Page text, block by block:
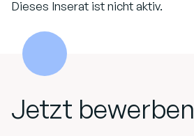
Dieses Inserat ist nicht aktiv.
Jetzt bewerben